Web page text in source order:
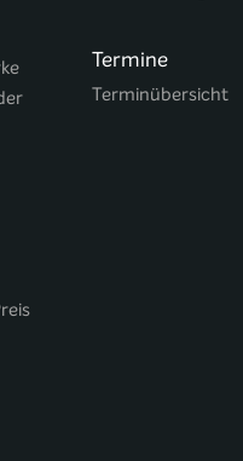
Termine
Terminübersicht